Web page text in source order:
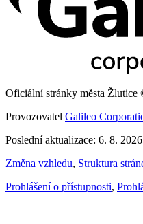
Oficiální stránky města Žlutice
Provozovatel Galileo
Poslední aktualizace: 6. 8. 2026
Změna vzhledu, Struktura
Prohlášení o přístupnosti,